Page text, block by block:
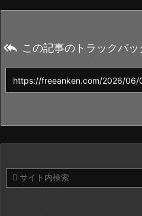
 この記事のトラックバッ